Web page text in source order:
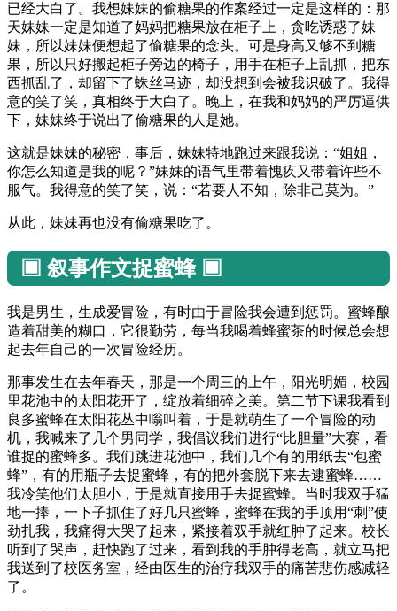
已经大白了。我想妹妹的偷糖果的作案经过一定是这样的：那
天妹妹一定是知道了妈妈把糖果放在柜子上，贪吃诱惑了妹
妹，所以妹妹便想起了偷糖果的念头。可是身高又够不到糖
果，所以只好搬起柜子旁边的椅子，用手在柜子上乱抓，把东
西抓乱了，却留下了蛛丝马迹，却没想到会被我识破了。我得
意的笑了笑，真相终于大白了。晚上，在我和妈妈的严厉逼供
下，妹妹终于说出了偷糖果的人是她。
这就是妹妹的秘密，事后，妹妹特地跑过来跟我说：“姐姐，
你怎么知道是我的呢？”妹妹的语气里带着愧疚又带着许些不
服气。我得意的笑了笑，说：“若要人不知，除非己莫为。”
从此，妹妹再也没有偷糖果吃了。
▣ 叙事作文捉蜜蜂 ▣
我是男生，生成爱冒险，有时由于冒险我会遭到惩罚。蜜蜂酿
造着甜美的糊口，它很勤劳，每当我喝着蜂蜜茶的时候总会想
起去年自己的一次冒险经历。
那事发生在去年春天，那是一个周三的上午，阳光明媚，校园
里花池中的太阳花开了，绽放着细碎之美。第二节下课我看到
良多蜜蜂在太阳花丛中嗡叫着，于是就萌生了一个冒险的动
机，我喊来了几个男同学，我倡议我们进行“比胆量”大赛，看
谁捉的蜜蜂多。我们跳进花池中，我们几个有的用纸去“包蜜
蜂”，有的用瓶子去捉蜜蜂，有的把外套脱下来去逮蜜蜂……
我冷笑他们太胆小，于是就直接用手去捉蜜蜂。当时我双手猛
地一捧，一下子抓住了好几只蜜蜂，蜜蜂在我的手顶用“刺”使
劲扎我，我痛得大哭了起来，紧接着双手就红肿了起来。校长
听到了哭声，赶快跑了过来，看到我的手肿得老高，就立马把
我送到了校医务室，经由医生的治疗我双手的痛苦悲伤感减轻
了。